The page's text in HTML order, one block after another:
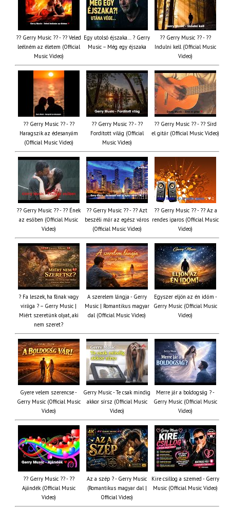
?? Gerry Music ?? - ?? Veled
leélném az életem (Official
Music Video)
Egy utolsó éjszaka… ? Gerry
Music – Még egy éjszaka
?? Gerry Music ?? - ??
Indulni kell (Official Music
Video)
?? Gerry Music ?? - ??
Haragszik az édesanyám
(Official Music Video)
?? Gerry Music ?? - ??
Fordított világ (Official
Music Video)
?? Gerry Music ?? - ?? Sírd
el gitár (Official Music Video)
?? Gerry Music ?? - ?? Ének
az esőben (Official Music
Video)
?? Gerry Music ?? - ?? Azt
beszéli már az egész város
(Official Music Video)
?? Gerry Music ?? - ?? Az a
rendes iparos (Official Music
Video)
? Fa leszek, ha fának vagy
virága ? – Gerry Music |
Miért szeretünk olyat, aki
nem szeret?
A szerelem lángja - Gerry
Music | Romantikus magyar
dal (Official Music Video)
Egyszer eljön az én időm -
Gerry Music (Official Music
Video)
Gyere velem szerencse -
Gerry Music (Official Music
Video)
Gerry Music - Te csak mindig
akkor sírsz (Official Music
Video)
Merre jár a boldogság ? -
Gerry Music (Official Music
Video)
?? Gerry Music ?? - ??
Ajándék (Official Music
Video)
Az a szép ? - Gerry Music
(Romantikus magyar dal |
Official Video)
Kire csillog a szemed - Gerry
Music (Official Music Video)